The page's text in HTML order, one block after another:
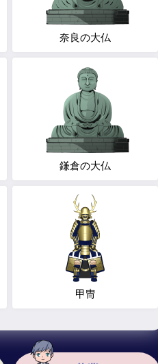
奈良の大仏
鎌倉の大仏
甲冑